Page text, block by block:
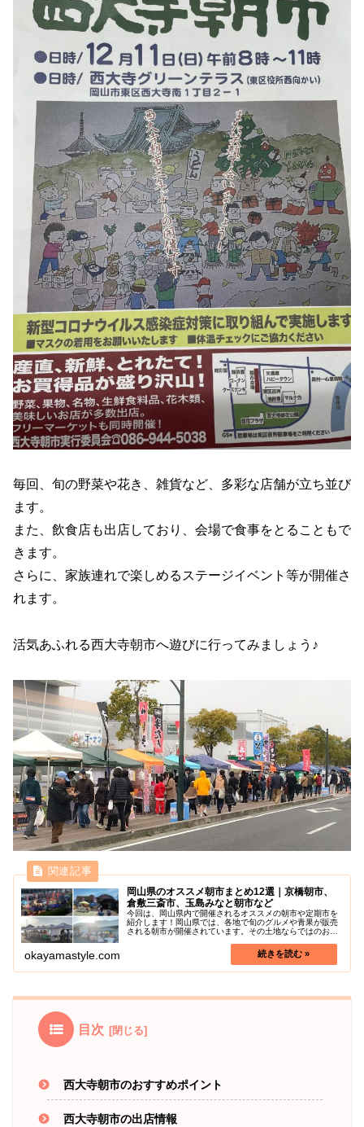
毎回、旬の野菜や花き、雑貨など、多彩な店舗が立ち並び
ます。
また、飲食店も出店しており、会場で食事をとることもで
きます。
さらに、家族連れで楽しめるステージイベント等が開催さ
れます。
活気あふれる西大寺朝市へ遊びに行ってみましょう♪
岡山県のオススメ朝市まとめ12選｜京橋朝市、
倉敷三斎市、玉島みなと朝市など
今回は、岡山県内で開催されるオススメの朝市や定期市を
紹介します！岡山県では、各地で旬のグルメや青果が販売
される朝市が開催されています。その土地ならではのおい
の人たちと触れ合ったり、岡山の文...
okayamastyle.com
目次
西大寺朝市のおすすめポイント
西大寺朝市の出店情報